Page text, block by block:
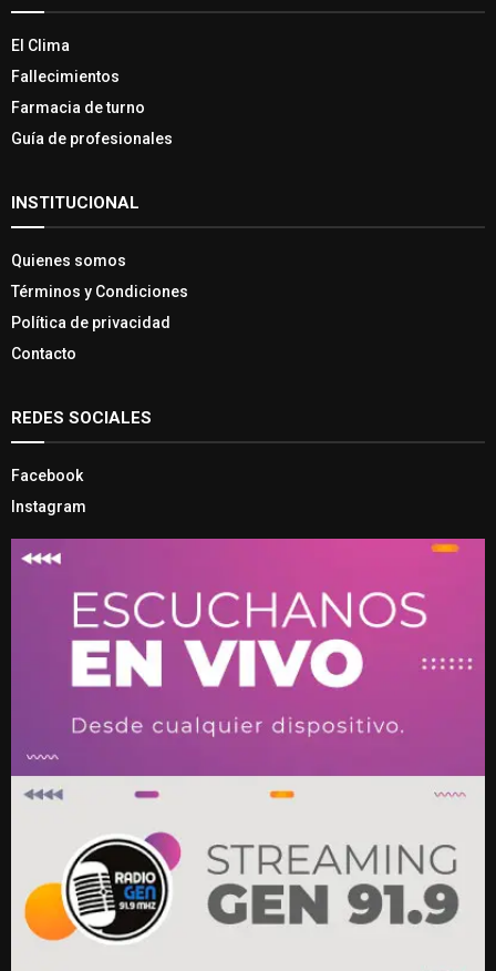
El Clima
Fallecimientos
Farmacia de turno
Guía de profesionales
INSTITUCIONAL
Quienes somos
Términos y Condiciones
Política de privacidad
Contacto
REDES SOCIALES
Facebook
Instagram